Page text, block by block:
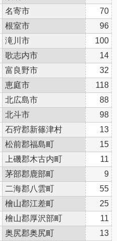
名寄市
70
根室市
96
滝川市
100
歌志内市
14
富良野市
32
恵庭市
118
北広島市
88
北斗市
98
石狩郡新篠津村
13
松前郡福島町
15
上磯郡木古内町
11
茅部郡鹿部町
9
二海郡八雲町
55
檜山郡江差町
25
檜山郡厚沢部町
11
奥尻郡奥尻町
13